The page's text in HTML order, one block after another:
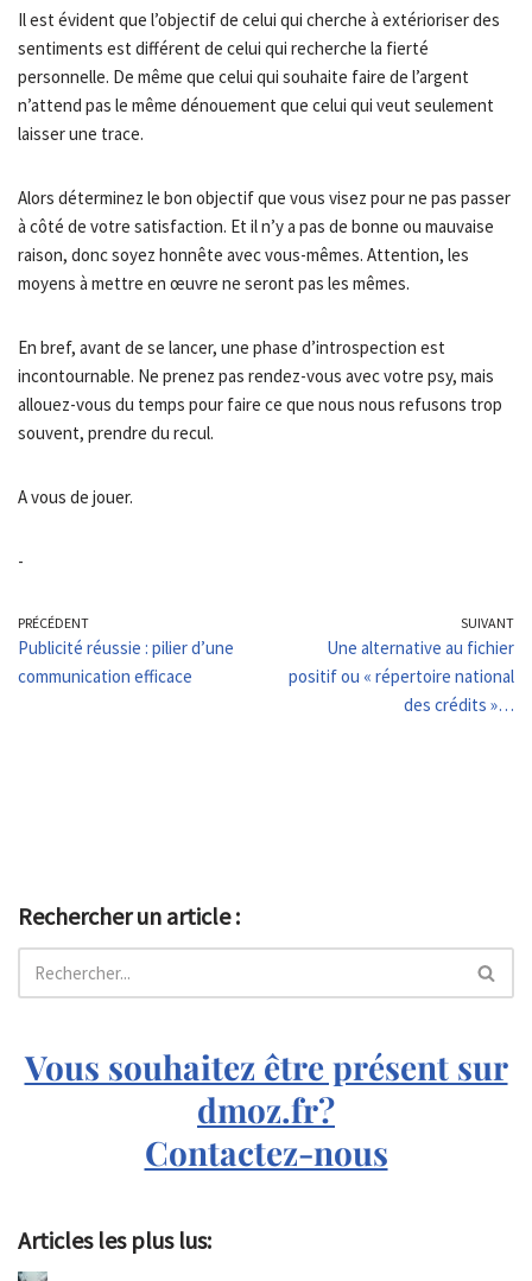
Il est évident que l’objectif de celui qui cherche à extérioriser des
sentiments est différent de celui qui recherche la fierté
personnelle. De même que celui qui souhaite faire de l’argent
n’attend pas le même dénouement que celui qui veut seulement
laisser une trace.
Alors déterminez le bon objectif que vous visez pour ne pas passer
à côté de votre satisfaction. Et il n’y a pas de bonne ou mauvaise
raison, donc soyez honnête avec vous-mêmes. Attention, les
moyens à mettre en œuvre ne seront pas les mêmes.
En bref, avant de se lancer, une phase d’introspection est
incontournable. Ne prenez pas rendez-vous avec votre psy, mais
allouez-vous du temps pour faire ce que nous nous refusons trop
souvent, prendre du recul.
A vous de jouer.
-
PRÉCÉDENT
Publicité réussie : pilier d’une
communication efficace
SUIVANT
Une alternative au fichier
positif ou « répertoire national
des crédits »…
Rechercher un article :
Vous souhaitez être présent sur
dmoz.fr?
Contactez-nous
Articles les plus lus: